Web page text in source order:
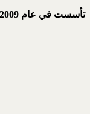
تأسست في عام 2009 ،